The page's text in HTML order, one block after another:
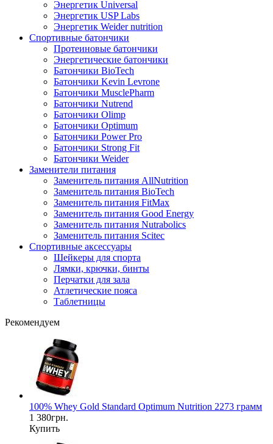
Энергетик Universal
Энергетик USP Labs
Энергетик Weider nutrition
Спортивные батончики
Протеиновые батончики
Энергетические батончики
Батончики BioTech
Батончики Kevin Levrone
Батончики MusclePharm
Батончики Nutrend
Батончики Olimp
Батончики Optimum
Батончики Power Pro
Батончики Strong Fit
Батончики Weider
Заменители питания
Заменитель питания AllNutrition
Заменитель питания BioTech
Заменитель питания FitMax
Заменитель питания Good Energy
Заменитель питания Nutrabolics
Заменитель питания Scitec
Спортивные аксессуары
Шейкеры для спорта
Лямки, крючки, бинты
Перчатки для зала
Атлетические пояса
Таблетницы
Рекомендуем
100% Whey Gold Standard Optimum Nutrition 2273 грамм
1 380грн.
Купить